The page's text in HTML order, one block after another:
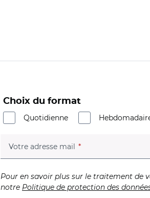
Choix du format
Quotidienne
Votre adresse mail (champ obligatoire)
Pour en savoir plus sur le traitement de
notre Politique de protection des